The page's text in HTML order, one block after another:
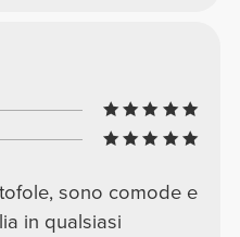
sono comode e
in qualsiasi